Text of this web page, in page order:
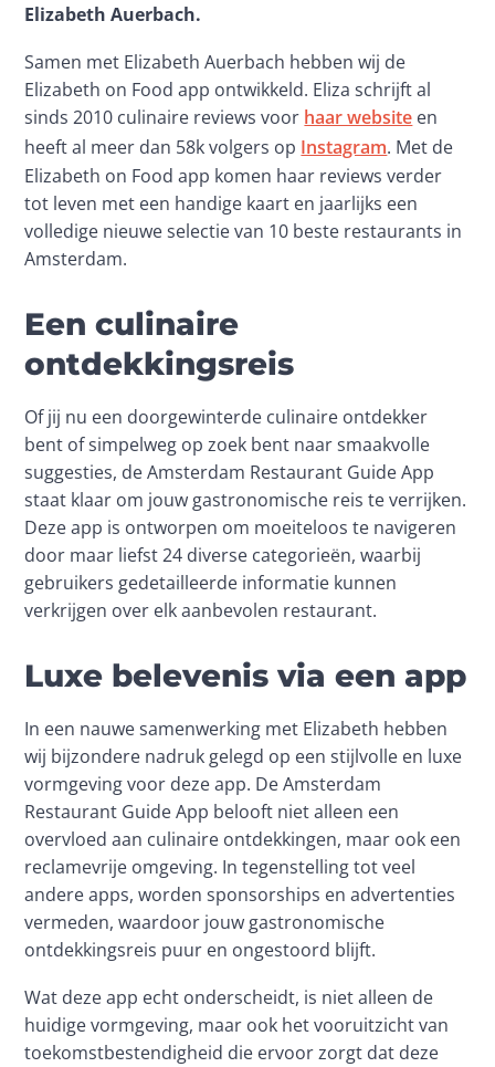
Elizabeth Auerbach.
Samen met Elizabeth Auerbach hebben wij de
Elizabeth on Food app ontwikkeld. Eliza schrijft al
sinds 2010 culinaire reviews voor haar website en
heeft al meer dan 58k volgers op Instagram. Met de
Elizabeth on Food app komen haar reviews verder
tot leven met een handige kaart en jaarlijks een
volledige nieuwe selectie van 10 beste restaurants in
Amsterdam.
Een culinaire
ontdekkingsreis
Of jij nu een doorgewinterde culinaire ontdekker
bent of simpelweg op zoek bent naar smaakvolle
suggesties, de Amsterdam Restaurant Guide App
staat klaar om jouw gastronomische reis te verrijken.
Deze app is ontworpen om moeiteloos te navigeren
door maar liefst 24 diverse categorieën, waarbij
gebruikers gedetailleerde informatie kunnen
verkrijgen over elk aanbevolen restaurant.
Luxe belevenis via een app
In een nauwe samenwerking met Elizabeth hebben
wij bijzondere nadruk gelegd op een stijlvolle en luxe
vormgeving voor deze app. De Amsterdam
Restaurant Guide App belooft niet alleen een
overvloed aan culinaire ontdekkingen, maar ook een
reclamevrije omgeving. In tegenstelling tot veel
andere apps, worden sponsorships en advertenties
vermeden, waardoor jouw gastronomische
ontdekkingsreis puur en ongestoord blijft.
Wat deze app echt onderscheidt, is niet alleen de
huidige vormgeving, maar ook het vooruitzicht van
toekomstbestendigheid die ervoor zorgt dat deze